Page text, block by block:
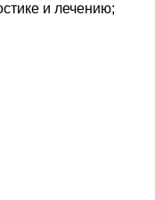
и лечению;